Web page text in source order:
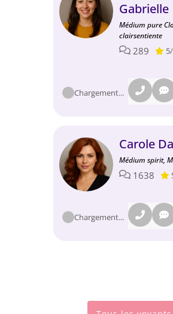
Gabrielle
Médium pure
clairsentiente
289
Chargement...
Carole
Médium spirit,
1638
Chargement...